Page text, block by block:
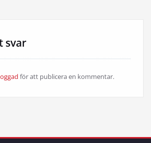
svar
för att publicera en kommentar.